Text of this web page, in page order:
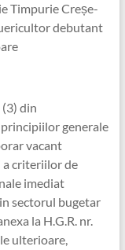
Timpurie Creșe-
debutant
din
generale
vacant
criteriilor de
imediat
sectorul bugetar
la H.G.R. nr.
ulterioare,